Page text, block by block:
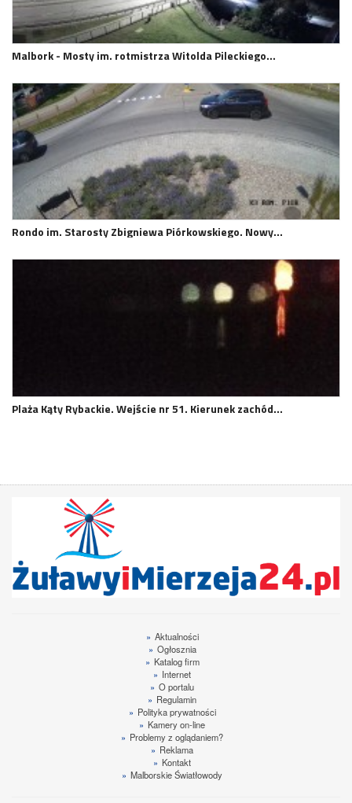
Malbork - Mosty im. rotmistrza Witolda Pileckiego…
Rondo im. Starosty Zbigniewa Piórkowskiego. Nowy…
Plaża Kąty Rybackie. Wejście nr 51. Kierunek zachód…
» Aktualności
» Ogłosznia
» Katalog firm
» Internet
» O portalu
» Regulamin
» Polityka prywatności
» Kamery on-line
» Problemy z oglądaniem?
» Reklama
» Kontakt
» Malborskie Światłowody